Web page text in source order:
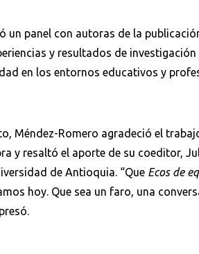
un panel con autoras de la
y resultados de
en los entornos educativos y
Méndez-Romero agradeció el
y resaltó el aporte de su coeditor,
de Antioquia. “Que Ecos de
hoy. Que sea un faro, una
Buscar